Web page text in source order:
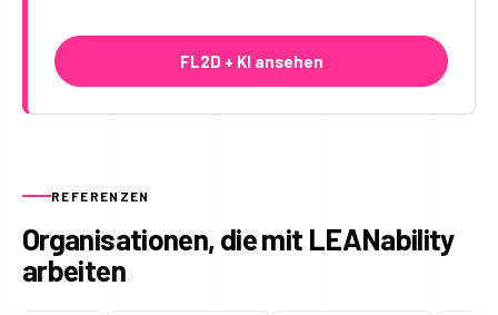
FL2D + KI ansehen
REFERENZEN
Organisationen, die mit LEANability
arbeiten